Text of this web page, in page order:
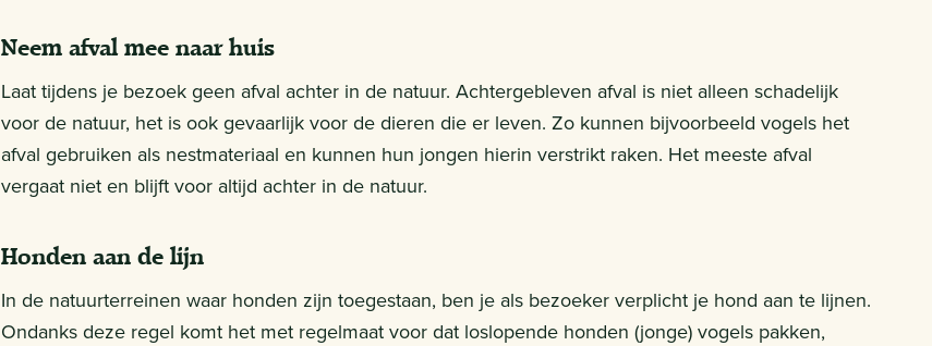
Neem afval mee naar huis
Laat tijdens je bezoek geen afval achter in de natuur. Achtergebleven afval is niet alleen schadelijk
voor de natuur, het is ook gevaarlijk voor de dieren die er leven. Zo kunnen bijvoorbeeld vogels het
afval gebruiken als nestmateriaal en kunnen hun jongen hierin verstrikt raken. Het meeste afval
vergaat niet en blijft voor altijd achter in de natuur.
Honden aan de lijn
In de natuurterreinen waar honden zijn toegestaan, ben je als bezoeker verplicht je hond aan te lijnen.
Ondanks deze regel komt het met regelmaat voor dat loslopende honden (jonge) vogels pakken,